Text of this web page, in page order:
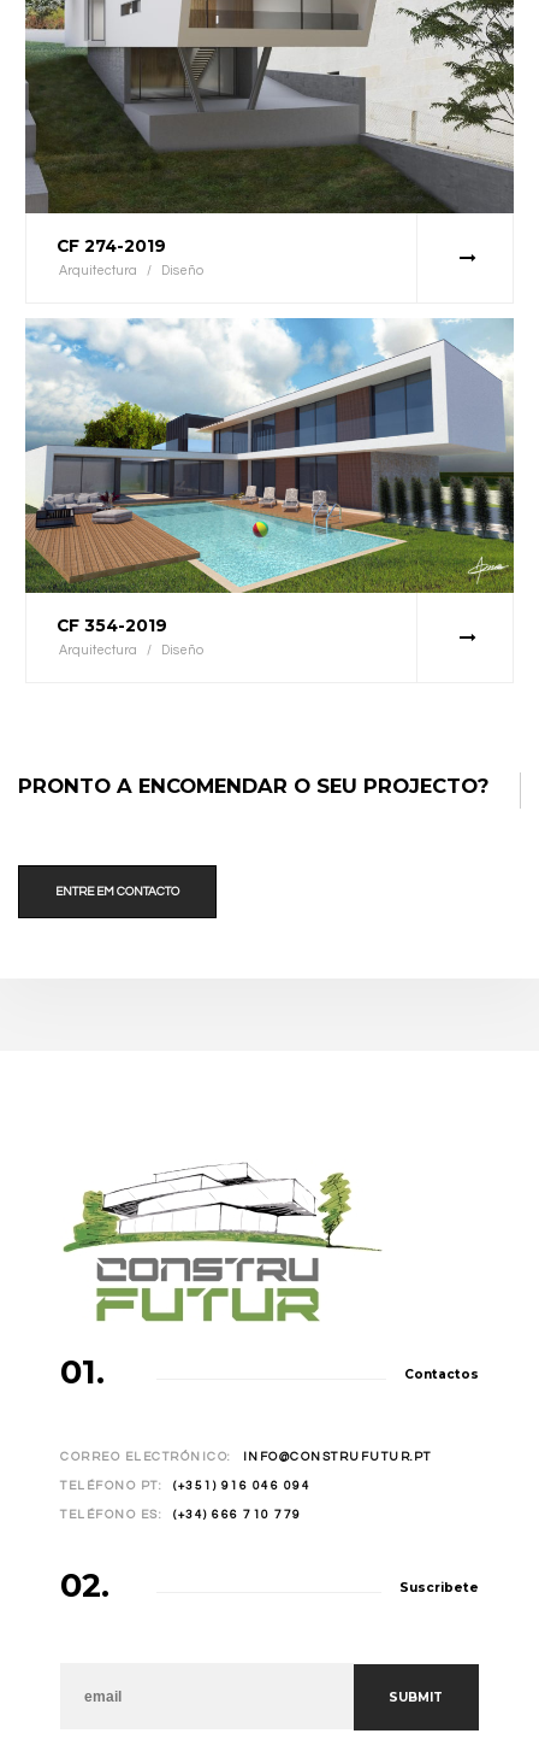
CF 274-2019
Arquitectura / Diseño
CF 354-2019
Arquitectura / Diseño
PRONTO A ENCOMENDAR O SEU PROJECTO?
ENTRE EM CONTACTO
01. Contactos
CORREO ELECTRÓNICO: INFO@CONSTRUFUTUR.PT
TELÉFONO PT: (+351) 916 046 094
TELÉFONO ES: (+34) 666 710 779
02. Suscribete
NEWSLETTER SUBMIT